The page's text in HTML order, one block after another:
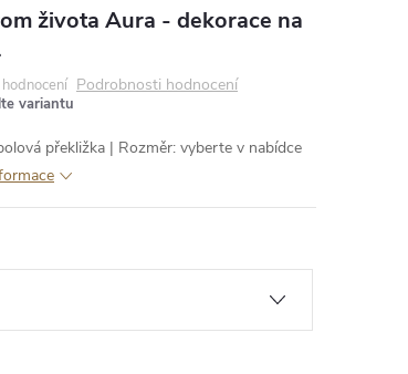
života Aura - dekorace na
Podrobnosti hodnocení
variantu
překližka | Rozměr: vyberte v nabídce